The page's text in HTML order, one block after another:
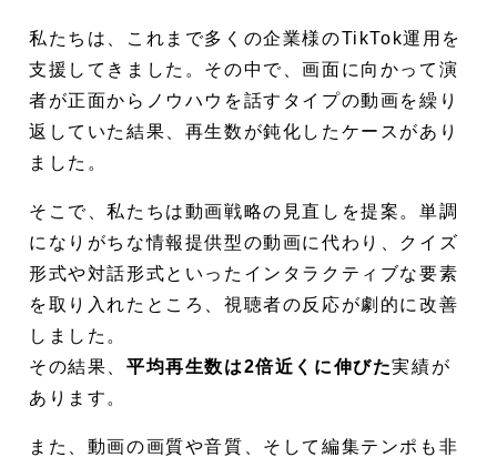
私たちは、これまで多くの企業様のTikTok運用を
支援してきました。その中で、画面に向かって演
者が正面からノウハウを話すタイプの動画を繰り
返していた結果、再生数が鈍化したケースがあり
ました。
そこで、私たちは動画戦略の見直しを提案。単調
になりがちな情報提供型の動画に代わり、クイズ
形式や対話形式といったインタラクティブな要素
を取り入れたところ、視聴者の反応が劇的に改善
しました。
その結果、 平均再生数は2倍近くに伸びた実績が
あります。
また、動画の画質や音質、そして編集テンポも非